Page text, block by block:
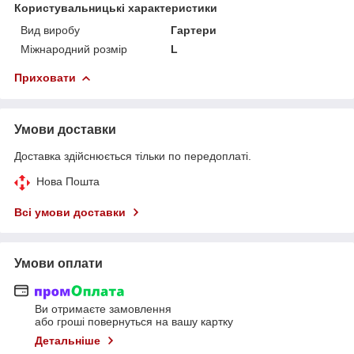
Користувальницькі характеристики
Вид виробу
Гартери
Міжнародний розмір
L
Приховати
Умови доставки
Доставка здійснюється тільки по передоплаті.
Нова Пошта
Всі умови доставки
Умови оплати
Ви отримаєте замовлення
або гроші повернуться на вашу картку
Детальніше